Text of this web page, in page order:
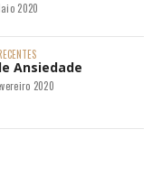
2020
Ansiedade
2020